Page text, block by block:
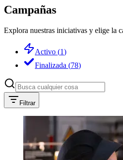
Campañas
Explora nuestras iniciativas y elige la
Activo (1)
Finalizada (78)
Filtrar